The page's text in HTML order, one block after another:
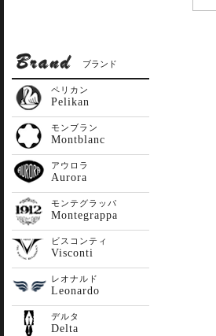
ブランド
ペリカン
Pelikan
モンブラン
Montblanc
アウロラ
Aurora
モンテグラッパ
Montegrappa
ビスコンティ
Visconti
レオナルド
Leonardo
デルタ
Delta